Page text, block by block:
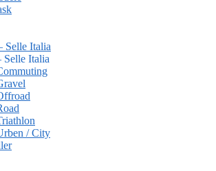
Selle Italia
Selle Italia
/ City